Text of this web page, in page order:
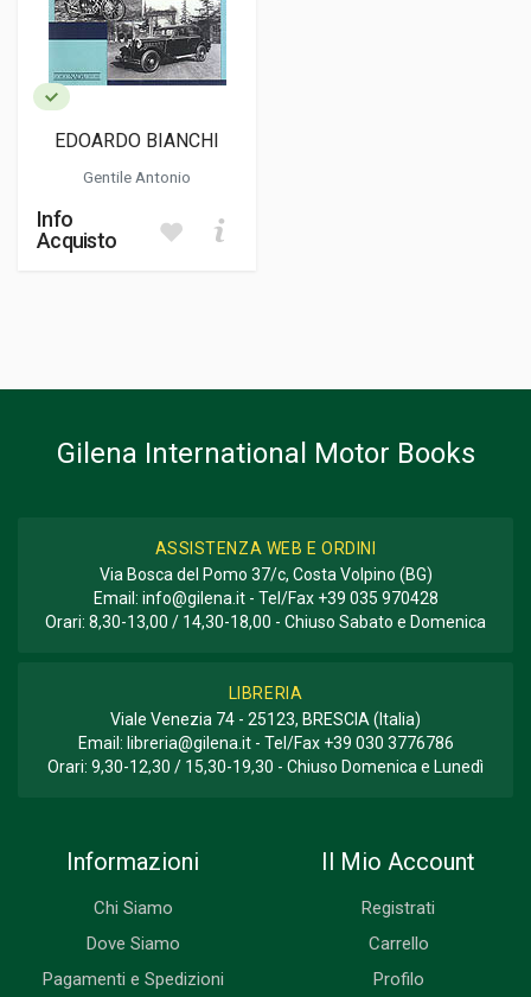
EDOARDO BIANCHI
Gentile Antonio
Info
Acquisto
Gilena International Motor Books
ASSISTENZA WEB E ORDINI
Via Bosca del Pomo 37/c, Costa Volpino (BG)
Email: info@gilena.it- Tel/Fax +39 035 970428
Orari: 8,30-13,00 / 14,30-18,00 - Chiuso Sabato e Domenica
LIBRERIA
Viale Venezia 74 - 25123, BRESCIA (Italia)
Email: libreria@gilena.it- Tel/Fax +39 030 3776786
Orari: 9,30-12,30 / 15,30-19,30 - Chiuso Domenica e Lunedì
Informazioni
Chi Siamo
Dove Siamo
Pagamenti e Spedizioni
Il Mio Account
Registrati
Carrello
Profilo